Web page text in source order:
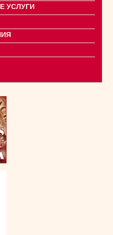
УСЛУГИ